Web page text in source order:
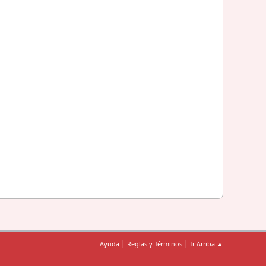
Ayuda | Reglas y Términos | Ir Arriba ▲